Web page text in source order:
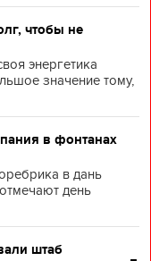
чтобы не
энергетика
значение тому,
в фонтанах
в дань
день
штаб